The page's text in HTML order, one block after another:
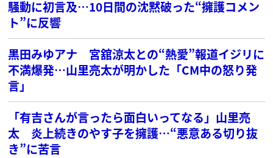
騒動に初言及…10日間の沈黙破った“擁護コメン
ト”に反響
黒田みゆアナ 宮舘涼太との“熱愛”報道イジリに
不満爆発…山里亮太が明かした「CM中の怒り発
言」
「有吉さんが言ったら面白いってなる」山里亮
太 炎上続きのやす子を擁護…“悪意ある切り抜
き”に苦言